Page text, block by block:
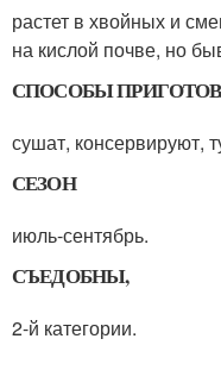
растет в хвойных и
на кислой почве, но
СПОСОБЫ
сушат, консервируют,
СЕЗОН
июль-сентябрь.
СЪЕДОБНЫ,
2-й категории.